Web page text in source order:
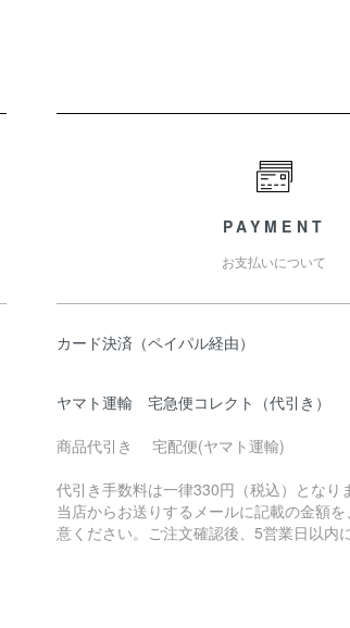
PAYMENT
お支払いについて
カード決済（ペイパル経由）
ヤマト運輸 宅急便コレクト（代引き）
商品代引き 宅配便(ヤマト運輸)
代引き手数料は一律330円（税込）となり
当店からお送りするメールに記載の金額
意ください。ご注文確認後、5営業日以内